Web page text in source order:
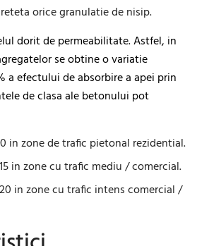
orice granulatie de nisip.
dorit de permeabilitate. Astfel, in
se obtine o variatie
a efectului de absorbire a apei prin
de clasa ale betonului pot
in zone de trafic pietonal rezidential.
in zone cu trafic mediu / comercial.
in zone cu trafic intens comercial /